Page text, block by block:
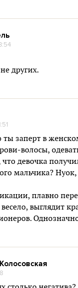
других.
ты заперт в
волосы,
что девочка
мальчика?
плавно
выглядит